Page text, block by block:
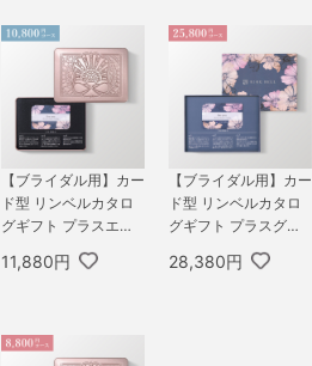
【ブライダル用】カー
ド型 リンベルカタロ
グギフト プラスエコ
0,800円コース シリ
11,880円
【ブライダル用】カー
ド型 リンベルカタロ
グギフト プラスグル
WER） 25,800円コー
28,380円